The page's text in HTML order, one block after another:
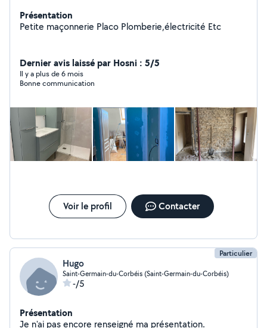
Présentation
Petite maçonnerie Placo Plomberie,électricité Etc
Dernier avis laissé par Hosni : 5/5
Il y a plus de 6 mois
Bonne communication
Voir le profil Contacter
Particulier
Hugo
Saint-Germain-du-Corbéis (Saint-Germain-du-Corbéis)
-/5
Présentation
Je n'ai pas encore renseigné ma présentation.